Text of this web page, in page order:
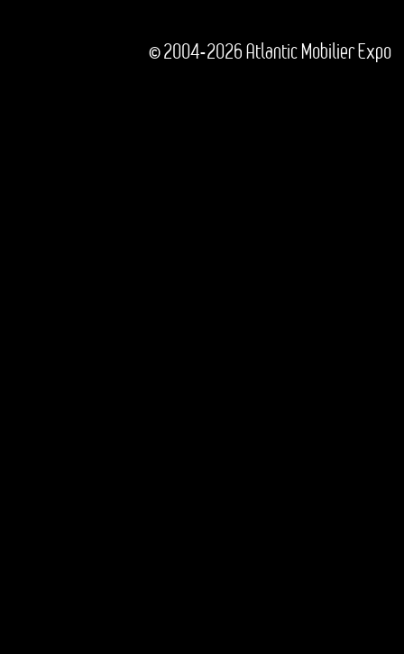
© 2004-2026 Atlantic Mobilier Expo